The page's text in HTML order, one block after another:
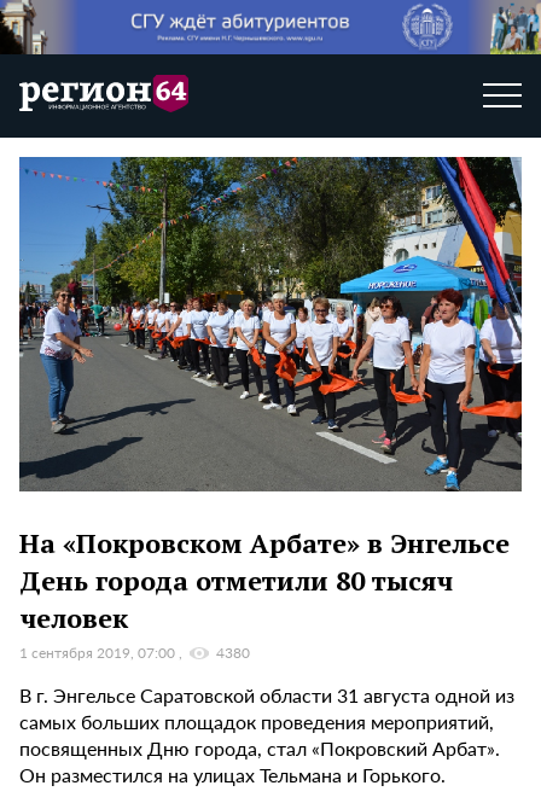
На «Покровском Арбате» в Энгельсе
День города отметили 80 тысяч
человек
1 сентября 2019, 07:00 4380
В г. Энгельсе Саратовской области 31 августа одной из
самых больших площадок проведения мероприятий,
посвященных Дню города, стал «Покровский Арбат».
Он разместился на улицах Тельмана и Горького.